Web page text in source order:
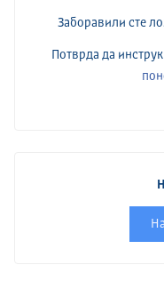
Заборавили сте
Потврда да